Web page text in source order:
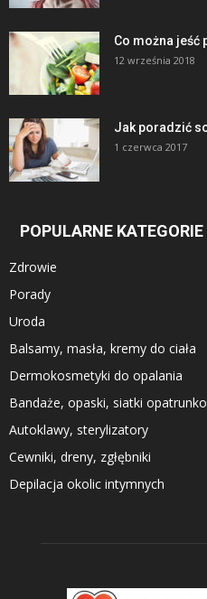
Co można jeść
12 września 2018
Jak poradzić
1 czerwca 2017
POPULARNE KATEGORIE
Zdrowie
Porady
Uroda
Balsamy, masła, kremy do ciała
Dermokosmetyki do opalania
Bandaże, opaski, siatki
Autoklawy, sterylizatory
Cewniki, dreny, zgłębniki
Depilacja okolic intymnych